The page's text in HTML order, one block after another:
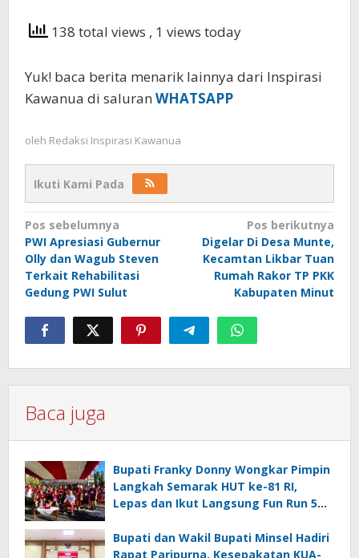
138 total views , 1 views today
Yuk! baca berita menarik lainnya dari Inspirasi
Kawanua di saluran WHATSAPP
oleh Redaksi Inspirasi Kawanua
Ikuti Kami Pada
Navigasi
pos
Pos sebelumnya
PWI Apresiasi Gubernur
Olly dan Wagub Steven
Terkait Rehabilitasi
Gedung PWI Sulut
Pos berikutnya
Digelar Di Desa Munte,
Kecamtan Likbar Tuan
Rumah Rakor TP PKK
Kabupaten Minut
Baca juga
Bupati Franky Donny Wongkar Pimpin
Langkah Semarak HUT ke-81 RI,
Lepas dan Ikut Langsung Fun Run 5
Bupati dan Wakil Bupati Minsel Hadiri
Rapat Paripurna, Kesepakatan KUA-